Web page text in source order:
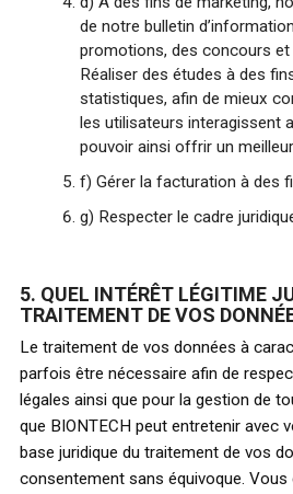
de notre bulletin
promotions, des concours
Réaliser des études à des
statistiques, afin de mieux
les utilisateurs interagissent
pouvoir ainsi offrir un
f) Gérer la facturation à des
g) Respecter le cadre
5. QUEL INTÉRÊT LÉGITIME
TRAITEMENT DE VOS
Le traitement de vos données à
parfois être nécessaire afin de
légales ainsi que pour la gestion de
que BIONTECH peut entretenir avec
base juridique du traitement de vos
consentement sans équivoque.